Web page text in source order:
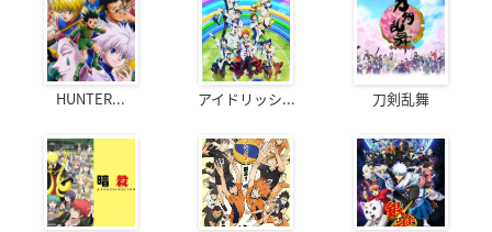
HUNTER... アイドリッシ... 刀剣乱舞